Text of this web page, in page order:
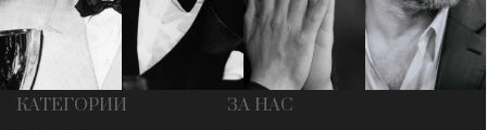
КАТЕГОРИИ ЗА НАС